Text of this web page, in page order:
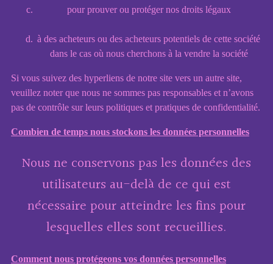
pour prouver ou protéger nos droits légaux
à des acheteurs ou des acheteurs potentiels de cette société
dans le cas où nous cherchons à la vendre la société
Si vous suivez des hyperliens de notre site vers un autre site,
veuillez noter que nous ne sommes pas responsables et n’avons
pas de contrôle sur leurs politiques et pratiques de confidentialité.
Combien de temps nous stockons les données personnelles
Nous ne conservons pas les données des
utilisateurs au-delà de ce qui est
nécessaire pour atteindre les fins pour
lesquelles elles sont recueillies.
Comment nous protégeons vos données personnelles